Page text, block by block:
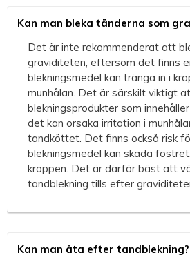
Kan man bleka tänderna som
Det är inte rekommenderat att
graviditeten, eftersom det finns
blekningsmedel kan tränga in i
munhålan. Det är särskilt viktigt
blekningsprodukter som
det kan orsaka irritation i
tandköttet. Det finns också risk
blekningsmedel kan skada
kroppen. Det är därför bäst att
tandblekning tills efter
Kan man äta efter tandblekning?